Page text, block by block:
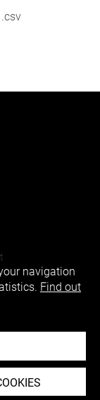
navigation
Find out